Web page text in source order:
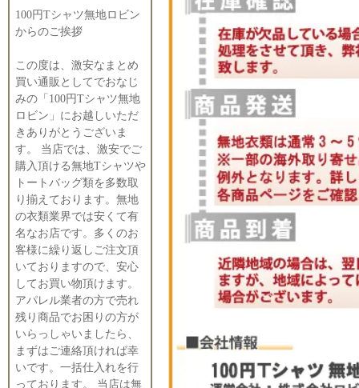
100円Tシャツ無地ロビン
からのご挨拶
この度は、激安なまとめ
買い通販としてでおなじ
みの「100円Tシャツ無地
ロビン」にお越しいただ
きありがとうございま
す。 当店では、激安でご
購入頂ける無地Tシャツや
トートバッグ類を多数取
り揃えております。無地
の衣類業界では安くて有
名なお店です。多くのお
客様に繰り返しご注文頂
いておりますので、安心
してお買い物頂けます。
アパレル業者の方で売れ
残り商品でお困りの方が
いらっしゃいましたら、
まずはご連絡頂ければ幸
いです。一括仕入れを行
っております。 当店は無